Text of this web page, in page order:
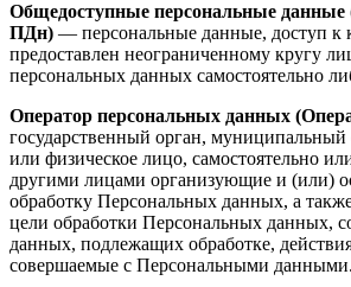
Общедоступные персональные
ПДн) — персональные данные, доступ к
предоставлен неограниченному кругу
персональных данных самостоятельно
Оператор персональных данных
государственный орган, муниципальный
или физическое лицо, самостоятельно
другими лицами организующие и (или)
обработку Персональных данных, а
цели обработки Персональных данных,
данных, подлежащих обработке,
совершаемые с Персональными данными.